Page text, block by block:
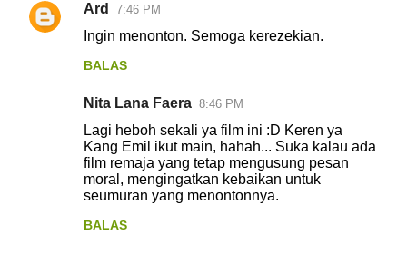
Ard 7:46 PM
Ingin menonton. Semoga kerezekian.
BALAS
Nita Lana Faera 8:46 PM
Lagi heboh sekali ya film ini :D Keren ya
Kang Emil ikut main, hahah... Suka kalau ada
film remaja yang tetap mengusung pesan
moral, mengingatkan kebaikan untuk
seumuran yang menontonnya.
BALAS